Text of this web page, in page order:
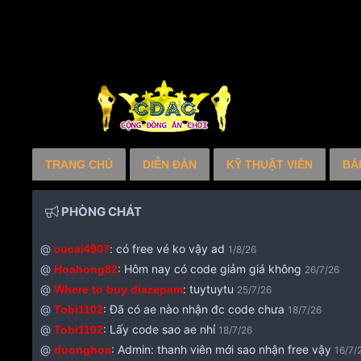
TRANG CHỦ DIỄN ĐÀN KỸ THUẬT VIÊN
PHÒNG CHÁT
@ cucai4907: có free vé ko vậy ad 1/8/26
@ Hoahong82: Hôm nay có code giảm giá không 26/7/26
@ Where to buy diazepam: tuytuytu 25/7/26
@ Tobi1102:Đã có ae nào nhận đc code chưa 18/7/26
@ Tobi1102: Lấy code sao ae nhỉ 18/7/26
@ duonghoa: Admin: thanh viên mới sao nhận free vậy 16/7/